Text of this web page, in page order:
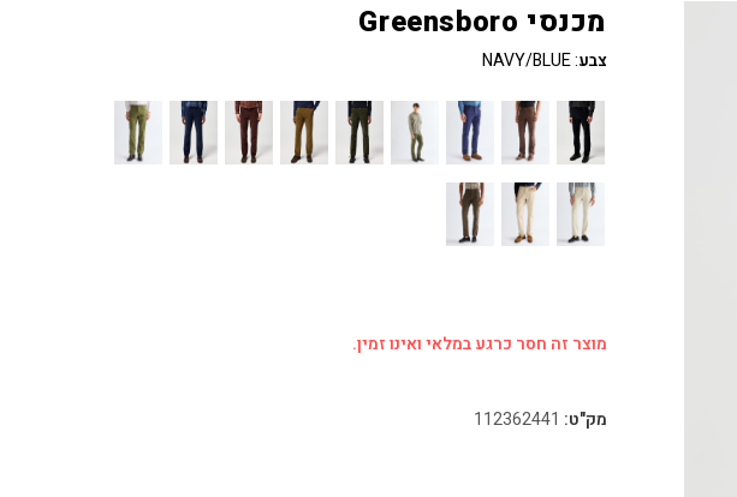
מכנסי Greensboro
צבע:
NAVY/BLUE
מוצר זה חסר כרגע במלאי ואינו זמין.
מק"ט: 112362441